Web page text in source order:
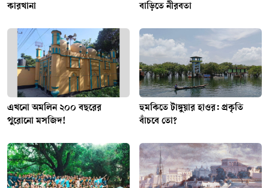
কারখানা
বাড়িতে নীরবতা
এখনো অমলিন ২০০ বছরের
পুরোনো মসজিদ!
হুমকিতে টাঙ্গুয়ার হাওর: প্রকৃতি
বাঁচবে তো?